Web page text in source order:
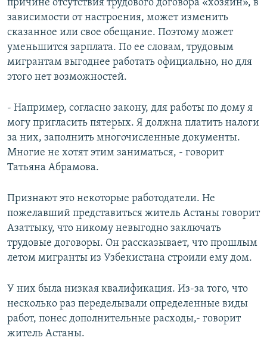
причине отсутствия трудового договора «хозяин», в
зависимости от настроения, может изменить
сказанное или свое обещание. Поэтому может
уменьшится зарплата. По ее словам, трудовым
мигрантам выгоднее работать официально, но для
этого нет возможностей.
- Например, согласно закону, для работы по дому я
могу пригласить пятерых. Я должна платить налоги
за них, заполнить многочисленные документы.
Многие не хотят этим заниматься, - говорит
Татьяна Абрамова.
Признают это некоторые работодатели. Не
пожелавший представиться житель Астаны говорит
Азаттыку, что никому невыгодно заключать
трудовые договоры. Он рассказывает, что прошлым
летом мигранты из Узбекистана строили ему дом.
У них была низкая квалификация. Из-за того, что
несколько раз переделывали определенные виды
работ, понес дополнительные расходы,- говорит
житель Астаны.